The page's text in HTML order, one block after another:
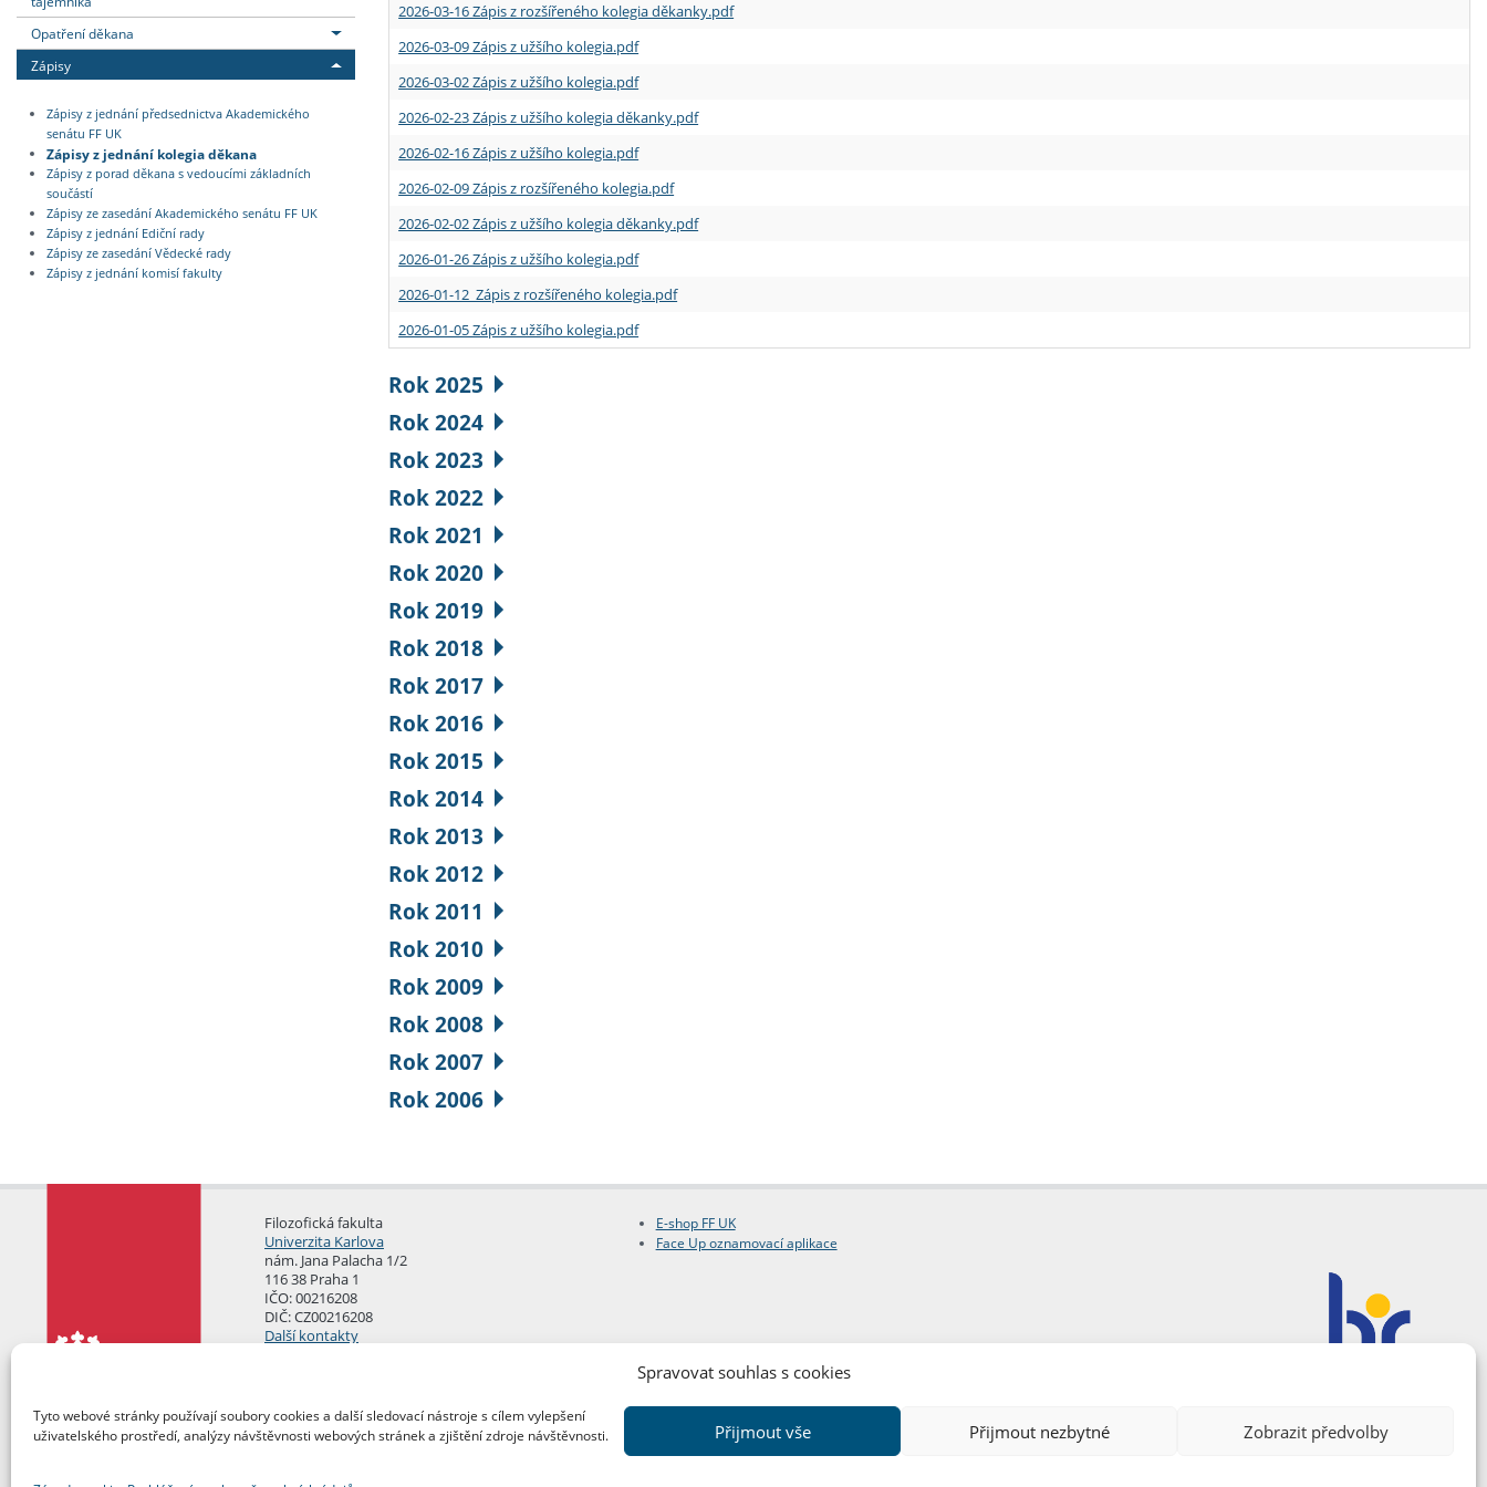
Spravovat souhlas s cookies
Tyto webové stránky používají soubory cookies a další sledovací nástroje s cílem vylepšení
uživatelského prostředí, analýzy návštěvnosti webových stránek a zjištění zdroje návštěvnosti.
Přijmout vše Přijmout nezbytné Zobrazit předvolby
Opatření děkana
Zápisy
Zápisy z jednání předsednictva Akademického
senátu FF UK
Zápisy z jednání kolegia děkana
Zápisy z porad děkana s vedoucími základních
součástí
Zápisy ze zasedání Akademického senátu FF UK
Zápisy z jednání Ediční rady
Zápisy ze zasedání Vědecké rady
Zápisy z jednání komisí fakulty
2026-03-16 Zápis z rozšířeného kolegia děkanky.pdf
2026-03-09 Zápis z užšího kolegia.pdf
2026-03-02 Zápis z užšího kolegia.pdf
2026-02-23 Zápis z užšího kolegia děkanky.pdf
2026-02-16 Zápis z užšího kolegia.pdf
2026-02-09 Zápis z rozšířeného kolegia.pdf
2026-02-02 Zápis z užšího kolegia děkanky.pdf
2026-01-26 Zápis z užšího kolegia.pdf
2026-01-12 Zápis z rozšířeného kolegia.pdf
2026-01-05 Zápis z užšího kolegia.pdf
Rok 2025
Rok 2024
Rok 2023
Rok 2022
Rok 2021
Rok 2020
Rok 2019
Rok 2018
Rok 2017
Rok 2016
Rok 2015
Rok 2014
Rok 2013
Rok 2012
Rok 2011
Rok 2010
Rok 2009
Rok 2008
Rok 2007
Rok 2006
Filozofická fakulta
Univerzita Karlova
nám. Jana Palacha 1/2
116 38 Praha 1
IČO: 00216208
DIČ: CZ00216208
Další kontakty
E-shop FF UK
Face Up oznamovací aplikace